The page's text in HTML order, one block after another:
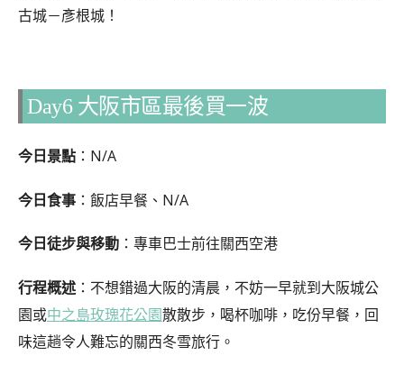
古城－彥根城！
Day6 大阪市區最後買一波
今日景點 ：N/A
今日食事 ：飯店早餐、N/A
今日徒步與移動 ：專車巴士前往關西空港
行程概述 ：不想錯過大阪的清晨，不妨一早就到大阪城公
園或中之島玫瑰花公園散散步，喝杯咖啡，吃份早餐，回
味這趟令人難忘的關西冬雪旅行。